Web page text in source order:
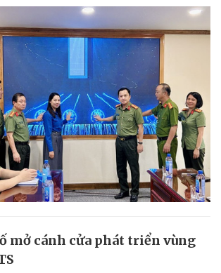
mở cánh cửa phát triển vùng